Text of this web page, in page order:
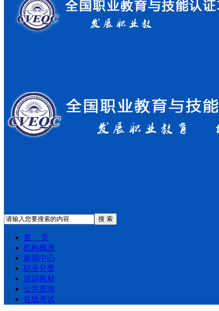
搜 索
首 页
机构概况
新闻中心
职业分类
培训教材
公共查询
在线考试